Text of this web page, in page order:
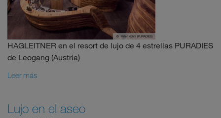
HAGLEITNER en el resort de lujo de 4 estrellas PURADIES
de Leogang (Austria)
Leer más
Lujo en el aseo